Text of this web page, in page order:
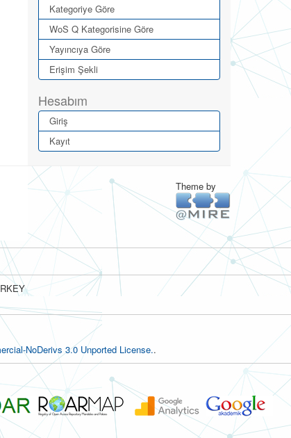
Kategoriye Göre
WoS Q Kategorisine Göre
Yayıncıya Göre
Erişim Şekli
Hesabım
Giriş
Kayıt
Theme by
NoDerivs 3.0 Unported License..